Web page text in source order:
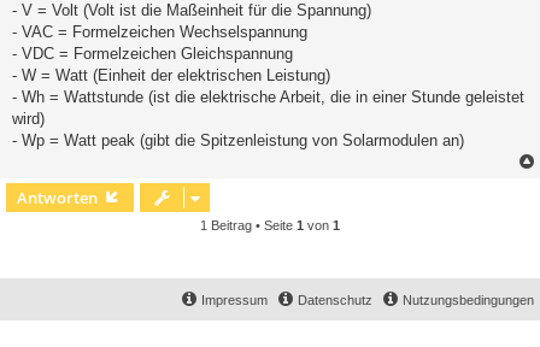
- V = Volt (Volt ist die Maßeinheit für die Spannung)
- VAC = Formelzeichen Wechselspannung
- VDC = Formelzeichen Gleichspannung
- W = Watt (Einheit der elektrischen Leistung)
- Wh = Wattstunde (ist die elektrische Arbeit, die in einer Stunde geleistet
wird)
- Wp = Watt peak (gibt die Spitzenleistung von Solarmodulen an)
Antworten
1 Beitrag • Seite 1 von 1
Nutzungsbedingungen
Datenschutz
Impressum